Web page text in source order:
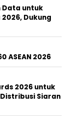
Data untuk
Dukung
ASEAN 2026
2026 untuk
Siaran